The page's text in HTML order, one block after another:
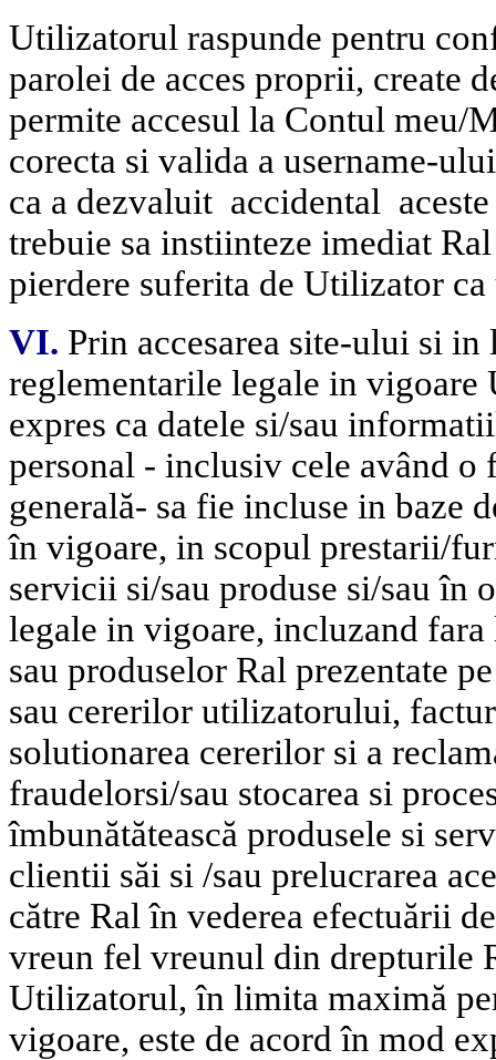
Utilizatorul raspunde pentru
parolei de acces proprii, create
permite accesul la Contul meu/
corecta si valida a username-
ca a dezvaluit accidental
trebuie sa instiinteze imediat
pierdere suferita de Utilizator ca
VI. Prin accesarea site-ului si
reglementarile legale in vigoare
expres ca datele si/sau
personal - inclusiv cele având
generală- sa fie incluse in baze
în vigoare, in scopul prestarii/
servicii si/sau produse si/sau în
legale in vigoare, incluzand
sau produselor Ral prezentate
sau cererilor utilizatorului,
solutionarea cererilor si a
fraudelorsi/sau stocarea si
îmbunătătească produsele si
clientii săi si /sau prelucrarea
către Ral în vederea efectuării
vreun fel vreunul din drepturile
Utilizatorul, în limita maximă
vigoare, este de acord în mod